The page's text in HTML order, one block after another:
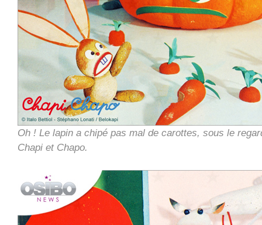
Oh ! Le lapin a chipé pas mal de carottes, sous le
Chapi et Chapo.